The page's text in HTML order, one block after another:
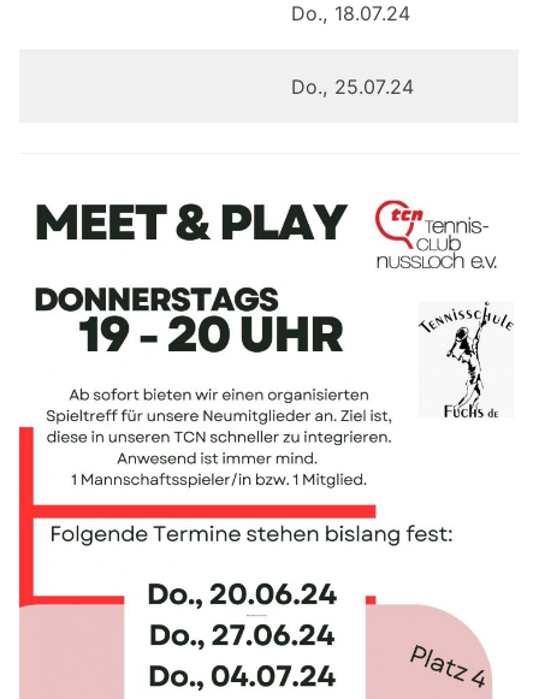
Do., 18.07.24
Do., 25.07.24